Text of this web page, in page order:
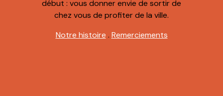
début : vous donner envie de sortir de
chez vous de profiter de la ville.
Notre histoire . Remerciements